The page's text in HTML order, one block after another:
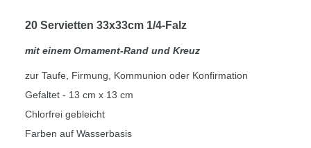
20 Servietten 33x33cm 1/4-Falz
mit einem Ornament-Rand und Kreuz
zur Taufe, Firmung, Kommunion oder Konfirmation
Gefaltet - 13 cm x 13 cm
Chlorfrei gebleicht
Farben auf Wasserbasis